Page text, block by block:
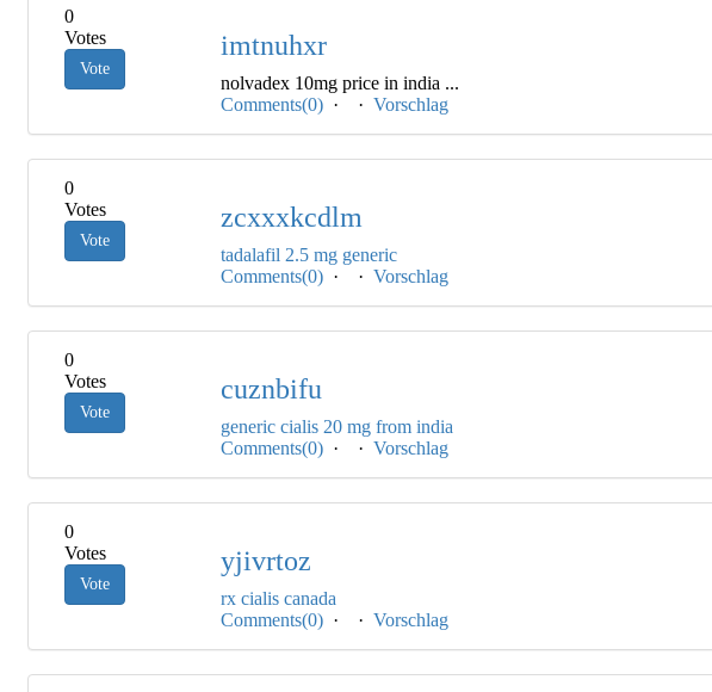
0
Votes
Vote
imtnuhxr
nolvadex 10mg price in india ...
Comments(0) · ·Vorschlag
0
Votes
Vote
zcxxxkcdlm
tadalafil 2.5 mg generic
Comments(0) · ·Vorschlag
0
Votes
Vote
cuznbifu
generic cialis 20 mg from india
Comments(0) · ·Vorschlag
0
Votes
Vote
yjivrtoz
rx cialis canada
Comments(0) · ·Vorschlag